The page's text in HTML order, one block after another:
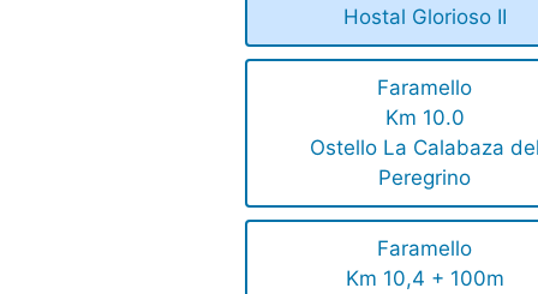
Hostal Glorioso II
Faramello
Km 10.0
Ostello La Calabaza
Peregrino
Faramello
Km 10,4 + 100m